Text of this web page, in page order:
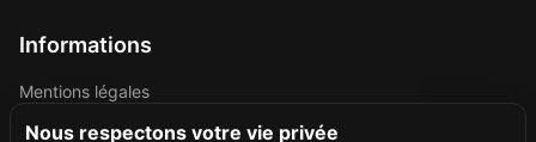
Informations
Mentions légales
Politique de confidentialité
Nous respectons votre vie privée